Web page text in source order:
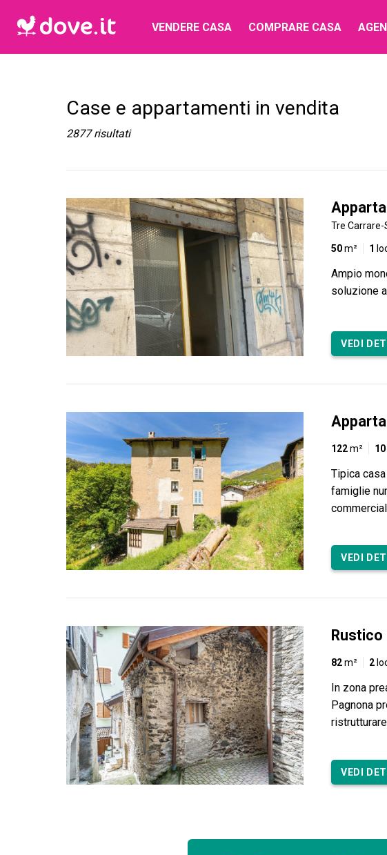
VENDERE CASA COMPRARE CASA
Case e appartamenti in vendita
2877 risultati
Tre Carrare-
50m² 1
Ampio
soluzione
VEDI
122m² 10
Tipica
famiglie
VEDI
82m² 2
In zona
Pagnona
VEDI